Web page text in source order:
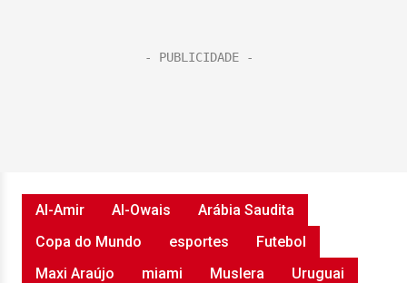
Al-Amir Al-Owais
Arábia Saudita
Copa do Mundo
esportes
Futebol
Maxi Araújo
miami Muslera Uruguai